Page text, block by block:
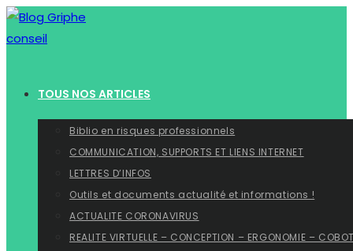
Skip
to
TOUS NOS ARTICLES
Biblio en risques professionnels
COMMUNICATION, SUPPORTS ET LIENS INTERNET
LETTRES D’INFOS
Outils et documents actualité et informations !
ACTUALITE CORONAVIRUS
REALITE VIRTUELLE – CONCEPTION – ERGONOMIE –